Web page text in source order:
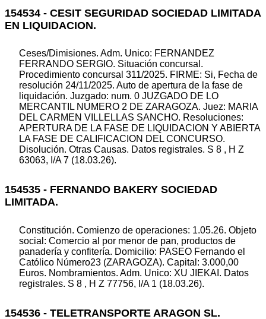
154534 - CESIT SEGURIDAD SOCIEDAD LIMITADA
EN LIQUIDACION.
Ceses/Dimisiones. Adm. Unico: FERNANDEZ
FERRANDO SERGIO. Situación concursal.
Procedimiento concursal 311/2025. FIRME: Si, Fecha de
resolución 24/11/2025. Auto de apertura de la fase de
liquidación. Juzgado: num. 0 JUZGADO DE LO
MERCANTIL NUMERO 2 DE ZARAGOZA. Juez: MARIA
DEL CARMEN VILLELLAS SANCHO. Resoluciones:
APERTURA DE LA FASE DE LIQUIDACION Y ABIERTA
LA FASE DE CALIFICACION DEL CONCURSO.
Disolución. Otras Causas. Datos registrales. S 8 , H Z
63063, I/A 7 (18.03.26).
154535 - FERNANDO BAKERY SOCIEDAD
LIMITADA.
Constitución. Comienzo de operaciones: 1.05.26. Objeto
social: Comercio al por menor de pan, productos de
panadería y confitería. Domicilio: PASEO Fernando el
Católico Número23 (ZARAGOZA). Capital: 3.000,00
Euros. Nombramientos. Adm. Unico: XU JIEKAI. Datos
registrales. S 8 , H Z 77756, I/A 1 (18.03.26).
154536 - TELETRANSPORTE ARAGON SL.